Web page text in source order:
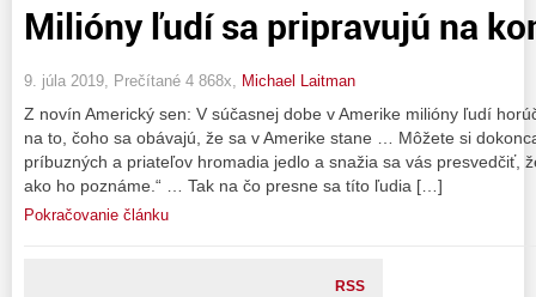
Milióny ľudí sa pripravujú na
9. júla 2019, Prečítané 4 868x, Michael Laitman
Z novín Americký sen: V súčasnej dobe v Amerike milióny ľudí
na to, čoho sa obávajú, že sa v Amerike stane … Môžete si
príbuzných a priateľov hromadia jedlo a snažia sa vás presvedčiť,
ako ho poznáme.“ … Tak na čo presne sa títo ľudia […]
Pokračovanie článku
RSS